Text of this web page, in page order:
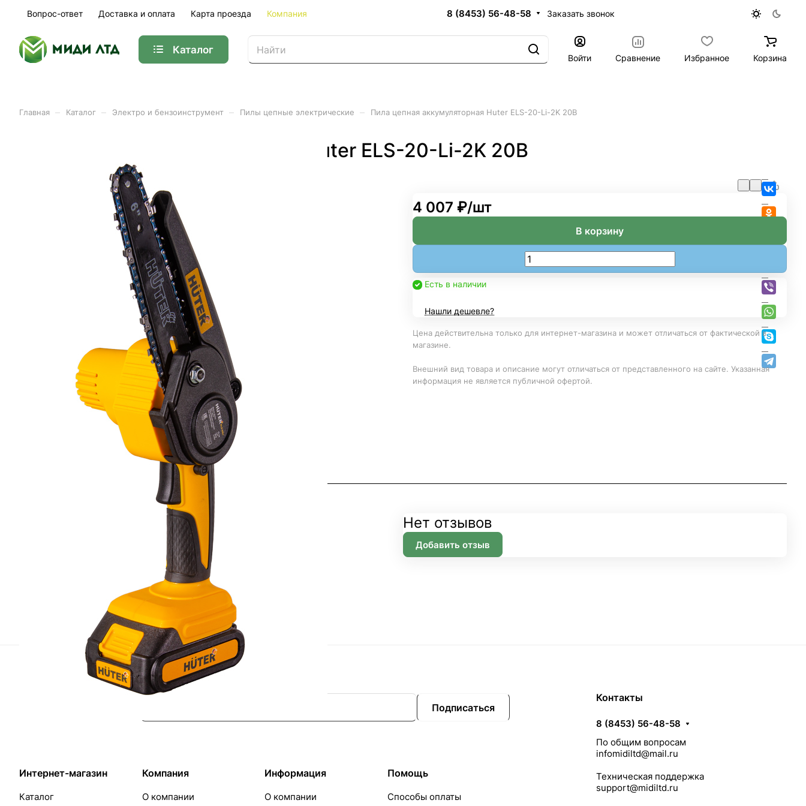
Вопрос-ответ Доставка и оплата Карта проезда Компания 8 (8453) 56-48-58 Заказать звонок
Каталог
Войти Сравнение Избранное Корзина
Главная Каталог Электро и бензоинструмент Пилы цепные электрические Пила цепная аккумуляторная Huter ELS-20-Li-2K 20В
Пила цепная аккумуляторная Huter ELS-20-Li-2K 20В
4 007 ₽/шт
В корзину
Есть в наличии
Нашли дешевле?
Цена действительна только для интернет-магазина и может отличаться от фактической в
магазине.
Внешний вид товара и описание могут отличаться от представленного на сайте. Указанная
информация не является публичной офертой.
Доставка
Нет отзывов
Добавить отзыв
Подписаться
Интернет-магазин
Каталог
Компания
О компании
Информация
О компании
Помощь
Способы оплаты
Контакты
8 (8453) 56-48-58
По общим вопросам
infomidiltd@mail.ru
Техническая поддержка
support@midiltd.ru